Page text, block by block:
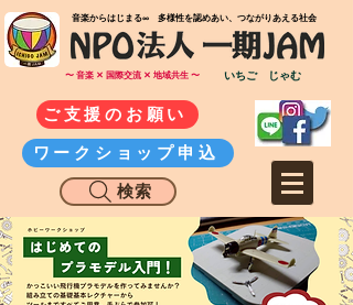
​音楽からはじまる∞ 多様性を認めあい、つながりあえる社会
〜 音楽 ✕ 国際交流 ✕ 地域共生 〜 いちご じゃむ
ご支援のお願い
ワークショップ申込
検索